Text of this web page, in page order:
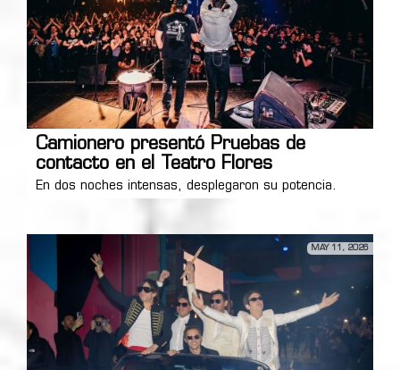
Camionero presentó Pruebas de
contacto en el Teatro Flores
En dos noches intensas, desplegaron su potencia.
MAY 11, 2026